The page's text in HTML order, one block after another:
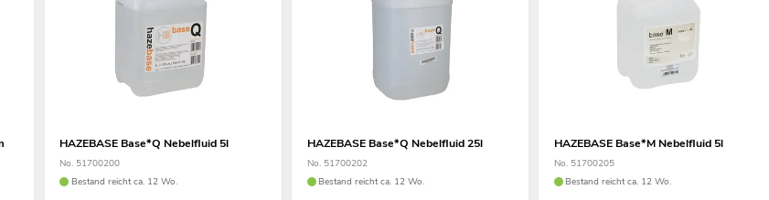
HAZEBASE Base*Q Nebelfluid 5l
No. 51700200
Bestand reicht ca. 12 Wo.
HAZEBASE Base*Q Nebelfluid 25l
No. 51700202
Bestand reicht ca. 12 Wo.
HAZEBASE Base*M Nebelfluid 5l
No. 51700205
Bestand reicht ca. 12 Wo.